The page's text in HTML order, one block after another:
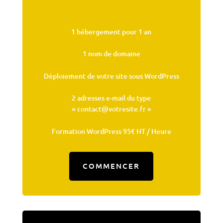
1 hébergement pour 1 an
1 nom de domaine
Déploiement de votre site sous WordPress
2 adresses e-mail du type
« contact@votresite.fr »
Formation WordPress 95€ HT / Heure
COMMENCER